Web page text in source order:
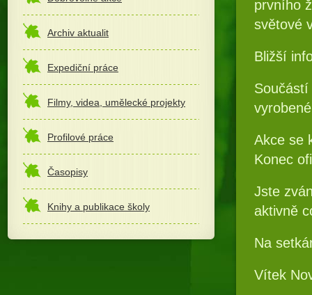
Archiv aktualit
Expediční práce
Filmy, videa, umělecké projekty
Profilové práce
Časopisy
Knihy a publikace školy
prvního
světové
Bližší
Akce se
Konec
Jste
aktivně
Na
Vítek